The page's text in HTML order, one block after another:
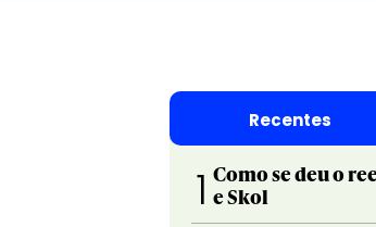
Recentes
1 Como se deu o
e Skol